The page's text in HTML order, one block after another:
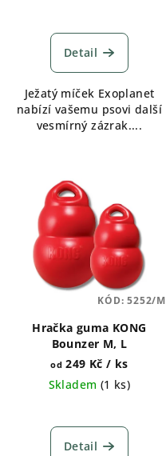
Detail
Ježatý míček Exoplanet
nabízí vašemu psovi další
vesmírný zázrak....
Hračka guma KONG
Bounzer M, L
od 249 Kč/ ks
Skladem (1 ks)
Detail
KÓD:5252/M